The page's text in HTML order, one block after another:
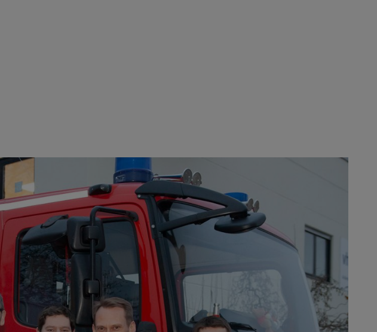
überreichte Tobias Haller (2.v.l.), Abteilungsleiter
sehr über die großzügige Spende und sehen dies als
für neue Ideen und Verbesserungen."
regem Austausch mit diesen zusammen, um auf einen